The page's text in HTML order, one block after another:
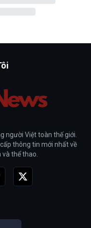
người Việt toàn thế giới.
thông tin mới nhất về
và thể thao.